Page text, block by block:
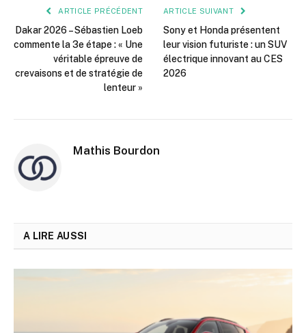
ARTICLE PRÉCÉDENT
Dakar 2026 – Sébastien Loeb
commente la 3e étape : « Une
véritable épreuve de
crevaisons et de stratégie de
lenteur »
ARTICLE SUIVANT
Sony et Honda présentent
leur vision futuriste : un SUV
électrique innovant au CES
2026
Mathis Bourdon
A LIRE AUSSI